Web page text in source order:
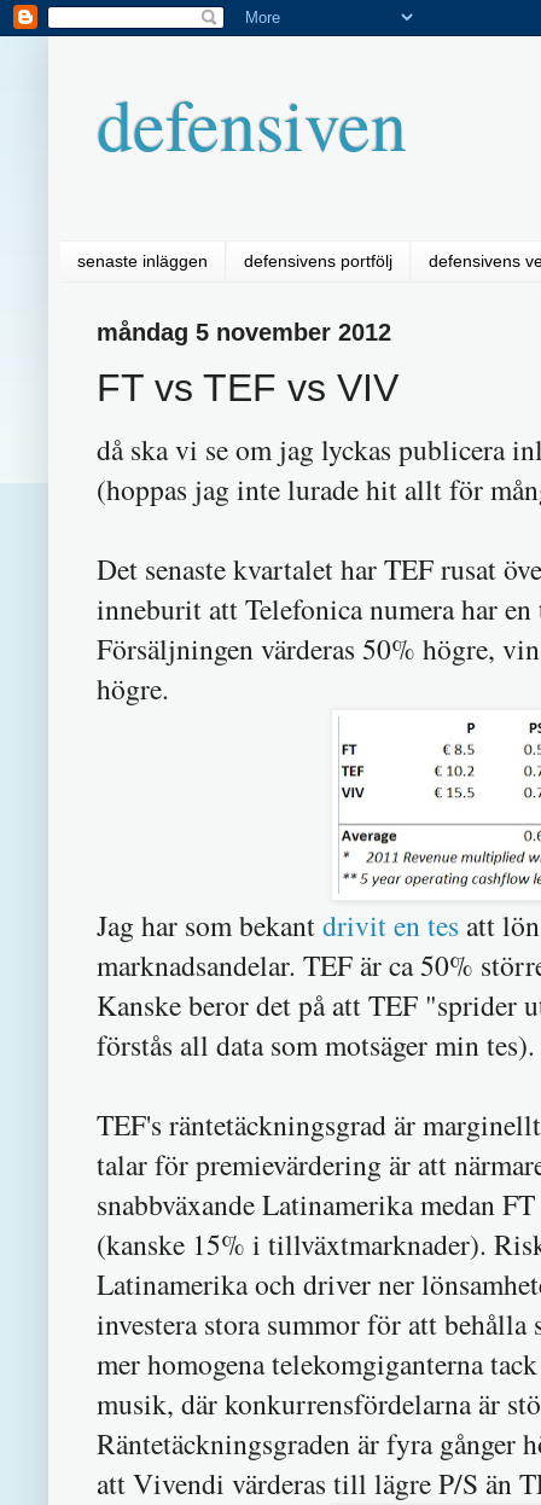
defensiven
senaste inläggen defensivens portfölj defensivens
måndag 5 november 2012
FT vs TEF vs VIV
då ska vi se om jag lyckas publicera
(hoppas jag inte lurade hit allt för
Det senaste kvartalet har TEF rusat
inneburit att Telefonica numera har
Försäljningen värderas 50% högre,
högre.
Jag har som bekantdrivit en tes att
marknadsandelar. TEF är ca 50%
Kanske beror det på att TEF "sprider
förstås all data som motsäger min tes).
TEF's räntetäckningsgrad är
talar för premievärdering är att
snabbväxande Latinamerika medan
(kanske 15% i tillväxtmarknader).
Latinamerika och driver ner
investera stora summor för att
mer homogena telekomgiganterna
musik, där konkurrensfördelarna är
Räntetäckningsgraden är fyra gånger
att Vivendi värderas till lägre P/S än